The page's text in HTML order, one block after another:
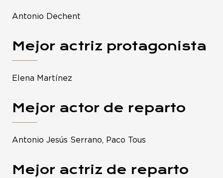
Antonio Dechent
Mejor actriz protagonista
Elena Martínez
Mejor actor de reparto
Antonio Jesús Serrano, Paco Tous
Mejor actriz de reparto